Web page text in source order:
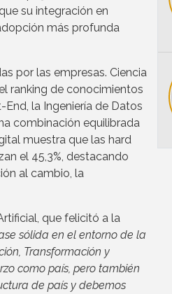
su integración en
más profunda
por las empresas. Ciencia
ranking de conocimientos
la Ingeniería de Datos
combinación equilibrada
muestra que las hard
el 45,3%, destacando
al cambio, la
que felicitó a la
sólida en el entorno de la
Transformación y
como país, pero también
de país y debemos